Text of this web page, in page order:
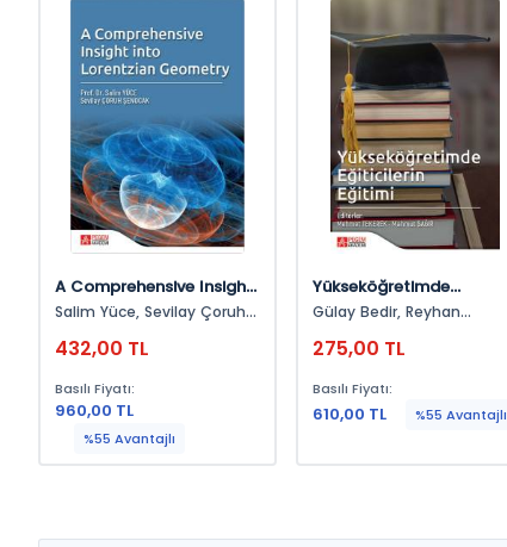
A Comprehensive Insight
İnto Lorentzian Geometry
Salim Yüce, Sevilay Çoruh
432,00 TL
Basılı Fiyatı:
960,00 TL
%55 Avantajlı
Yükseköğretimde
Eğiticilerin Eğitimi
Gülay Bedir, Reyhan
Mehmet Tekerek, Özgür
Dadlı, Evrim Ural, Akif Köse,
İsmail Yelpaze, Erkan Hasan
Toytok, Veda Yar Yıldırım,
275,00 TL
Basılı Fiyatı:
610,00 TL %55 Avantajlı